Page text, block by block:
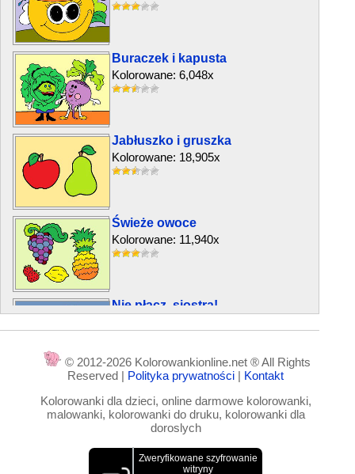
Buraczek i kapusta
Kolorowane: 6,048x
Jabłuszko i gruszka
Kolorowane: 18,905x
Świeże owoce
Kolorowane: 11,940x
Nie płacz, siostra!
Kolorowane: 7,137x
Jabłko i żółte banany
© 2012-2026 Kolorowankionline.net ® All Rights
Reserved | Polityka prywatności | Kontakt
Kolorowanki dla dzieci, online darmowe kolorowanki,
malowanki, kolorowanki do druku, kolorowanki dla
doroslych